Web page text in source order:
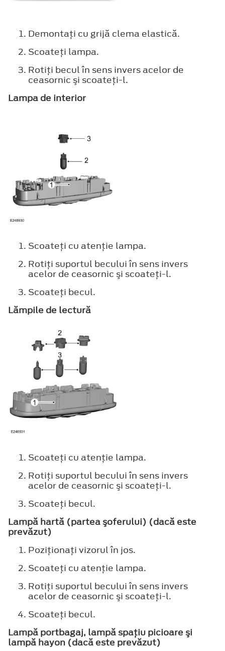
Demontaţi cu grijă clema elastică.
Scoateţi lampa.
Rotiţi becul în sens invers acelor de
ceasornic şi scoateţi-l.
Lampa de interior
Scoateţi cu atenţie lampa.
Rotiţi suportul becului în sens invers
acelor de ceasornic şi scoateţi-l.
Scoateţi becul.
Lămpile de lectură
Scoateţi cu atenţie lampa.
Rotiţi suportul becului în sens invers
acelor de ceasornic şi scoateţi-l.
Scoateţi becul.
Lampă hartă (partea şoferului) (dacă este
prevăzut)
Poziţionaţi vizorul în jos.
Scoateţi cu atenţie lampa.
Rotiţi suportul becului în sens invers
acelor de ceasornic şi scoateţi-l.
Scoateţi becul.
Lampă portbagaj, lampă spaţiu picioare şi
lampă hayon (dacă este prevăzut)